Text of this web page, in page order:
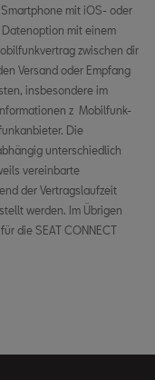
mit iOS- oder
mit einem
zwischen dir
Versand oder Empfang
insbesondere im
z Mobilfunk-
Die
unterschiedlich
vereinbarte
der Vertragslaufzeit
werden. Im Übrigen
die SEAT CONNECT